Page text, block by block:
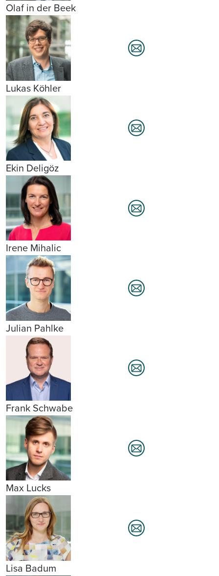
Olaf in der Beek
Lukas Köhler
Ekin Deligöz
Irene Mihalic
Julian Pahlke
Frank Schwabe
Max Lucks
Lisa Badum